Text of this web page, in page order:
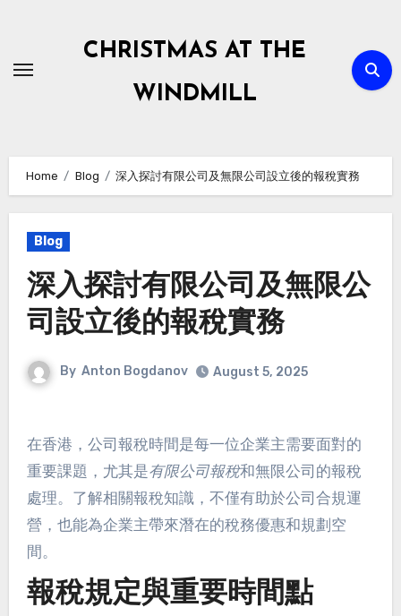
content
CHRISTMAS AT THE
WINDMILL
Home Blog 深入探討有限公司及無限公司設立後的報稅實務
Blog
深入探討有限公司及無限公
司設立後的報稅實務
By Anton Bogdanov August 5, 2025
在香港，公司報稅時間是每一位企業主需要面對的
重要課題，尤其是有限公司報稅和無限公司的報稅
處理。了解相關報稅知識，不僅有助於公司合規運
營，也能為企業主帶來潛在的稅務優惠和規劃空
間。
報稅規定與重要時間點